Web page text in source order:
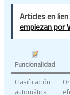
Articles en
empiezan por
Funcionalidad
Clasificación
automática